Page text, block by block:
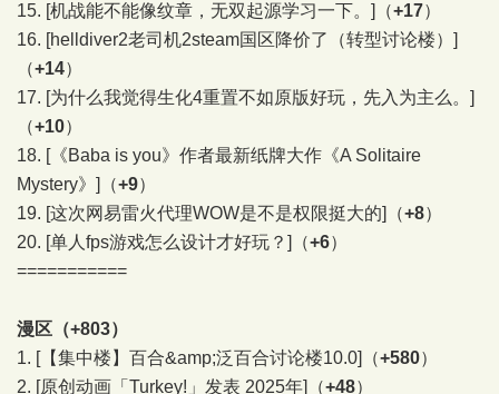
15. [机战能不能像纹章，无双起源学习一下。] （+17）
16. [helldiver2老司机2steam国区降价了（转型讨论楼）]
（+14）
17. [为什么我觉得生化4重置不如原版好玩，先入为主么。]
（+10）
18. [《Baba is you》作者最新纸牌大作《A Solitaire
Mystery》]
（+9）
19. [这次网易雷火代理WOW是不是权限挺大的] （+8）
20. [单人fps游戏怎么设计才好玩？] （+6）
===========
漫区（+803）
1. [【集中楼】百合&amp;泛百合讨论楼10.0] （+580）
2. [原创动画「Turkey!」发表 2025年] （+48）